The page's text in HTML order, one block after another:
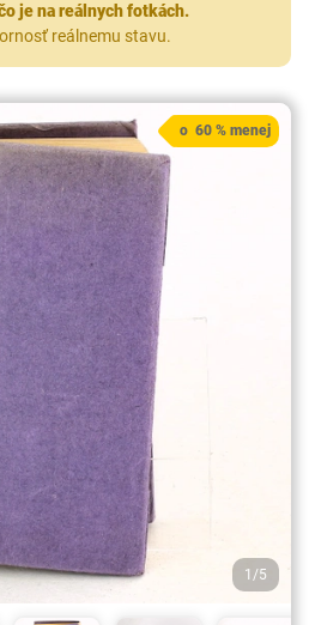
je na reálnych fotkách.
reálnemu stavu.
1/5
o 60 % menej